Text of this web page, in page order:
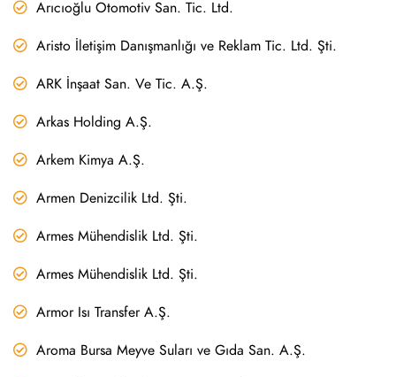
Arıcıoğlu Otomotiv San. Tic. Ltd.
Aristo İletişim Danışmanlığı ve Reklam Tic. Ltd. Şti.
ARK İnşaat San. Ve Tic. A.Ş.
Arkas Holding A.Ş.
Arkem Kimya A.Ş.
Armen Denizcilik Ltd. Şti.
Armes Mühendislik Ltd. Şti.
Armes Mühendislik Ltd. Şti.
Armor Isı Transfer A.Ş.
Aroma Bursa Meyve Suları ve Gıda San. A.Ş.